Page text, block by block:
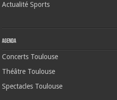
Actualité Sports
Agenda
Concerts Toulouse
Théâtre Toulouse
Spectacles Toulouse